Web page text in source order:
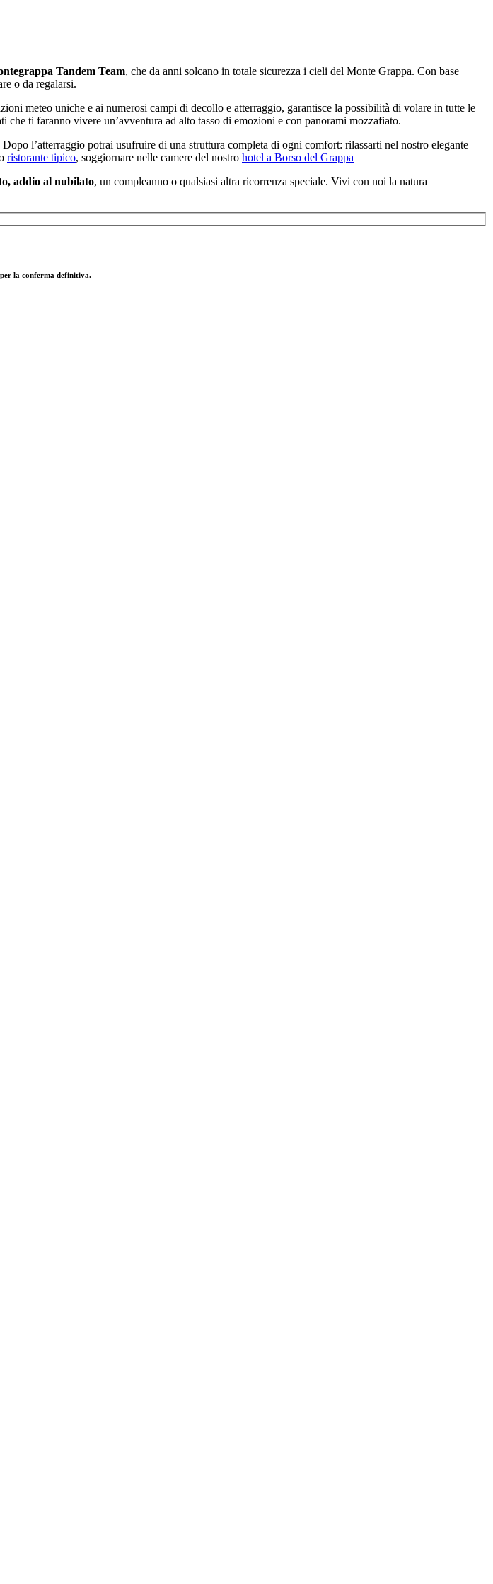
Tandem Team, che da anni solcano in totale sicurezza i cieli del Monte Grappa. Con base
o da regalarsi.
meteo uniche e ai numerosi campi di decollo e atterraggio, garantisce la possibilità di volare in tutte le
ti faranno vivere un’avventura ad alto tasso di emozioni e con panorami mozzafiato.
l’atterraggio potrai usufruire di una struttura completa di ogni comfort: rilassarti nel nostro elegante
ristorante tipico, soggiornare nelle camere del nostro hotel a Borso del Grappa
addio al nubilato, un compleanno o qualsiasi altra ricorrenza speciale. Vivi con noi la natura
la conferma definitiva.